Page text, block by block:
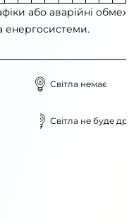
або аварійні
енергосистеми.
Світла немає
Світла не буде